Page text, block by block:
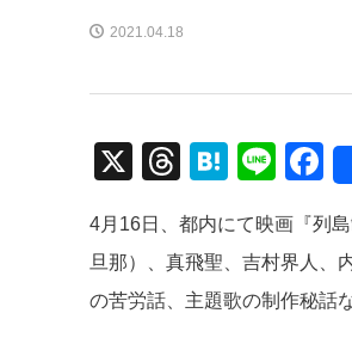
2021.04.18
X
T
e
a
d
H
e
n
a
Li
e
F
c
e
b
4月16日、都内にて映画『列
旦那）、真飛聖、吉村界人、
の苦労話、主題歌の制作秘話